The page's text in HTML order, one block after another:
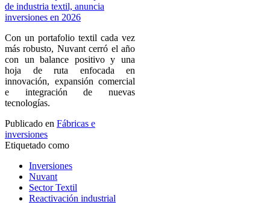
Con un portafolio textil cada vez
más robusto, Nuvant cerró el año
con un balance positivo y una
hoja de ruta enfocada en
innovación, expansión comercial
e integración de nuevas
tecnologías.
Publicado en Fábricas e
inversiones
Etiquetado como
Inversiones
Nuvant
Sector Textil
Reactivación industrial